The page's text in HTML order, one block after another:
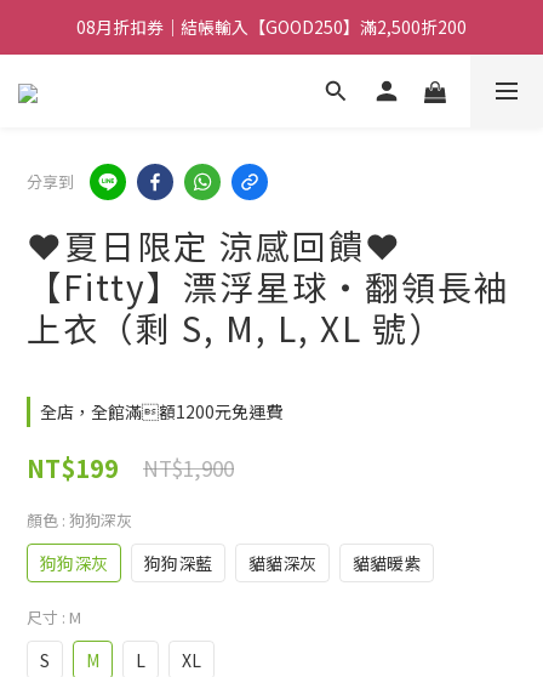
08月折扣券｜結帳輸入【GOOD100】滿1,900折100
08月折扣券｜結帳輸入【GOOD100】滿1,900折100
分享到
❤️夏日限定 涼感回饋❤️
【Fitty】漂浮星球・翻領長袖
上衣（剩 S, M, L, XL 號）
全店，全館滿額1200元免運費
NT$199 NT$1,900
顏色 : 狗狗深灰
狗狗深灰 狗狗深藍 貓貓深灰 貓貓暖紫
尺寸 : M
S M L XL